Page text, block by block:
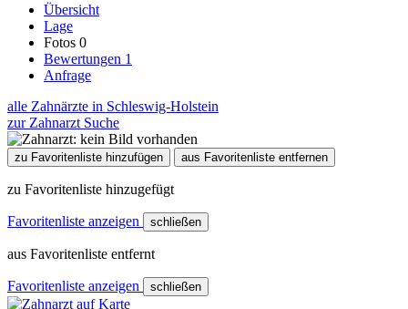
Übersicht
Lage
Fotos 0
Bewertungen 1
Anfrage
alle Zahnärzte in Schleswig-Holstein
zur Zahnarzt Suche
zu Favoritenliste hinzufügen aus Favoritenliste entfernen
zu Favoritenliste hinzugefügt
Favoritenliste anzeigen schließen
aus Favoritenliste entfernt
Favoritenliste anzeigen schließen